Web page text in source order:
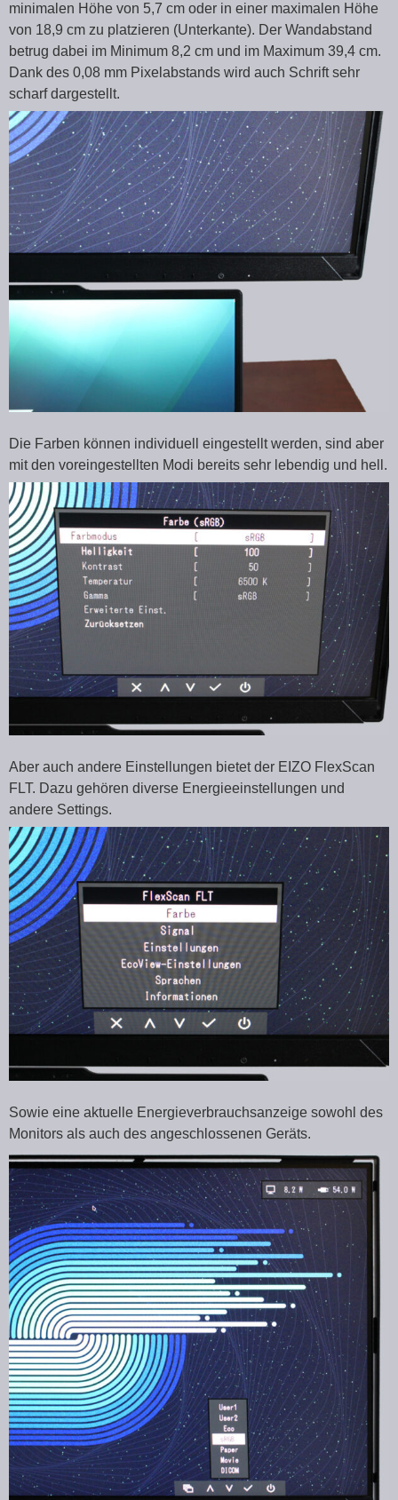
minimalen Höhe von 5,7 cm oder in einer maximalen Höhe
von 18,9 cm zu platzieren (Unterkante). Der Wandabstand
betrug dabei im Minimum 8,2 cm und im Maximum 39,4 cm.
Dank des 0,08 mm Pixelabstands wird auch Schrift sehr
scharf dargestellt.
Die Farben können individuell eingestellt werden, sind aber
mit den voreingestellten Modi bereits sehr lebendig und hell.
Aber auch andere Einstellungen bietet der EIZO FlexScan
FLT. Dazu gehören diverse Energieeinstellungen und
andere Settings.
Sowie eine aktuelle Energieverbrauchsanzeige sowohl des
Monitors als auch des angeschlossenen Geräts.